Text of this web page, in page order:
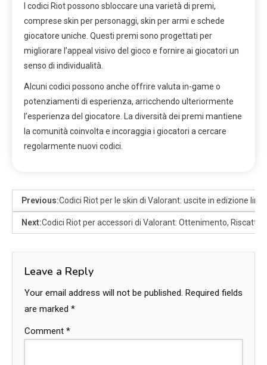
I codici Riot possono sbloccare una varietà di premi,
comprese skin per personaggi, skin per armi e schede
giocatore uniche. Questi premi sono progettati per
migliorare l’appeal visivo del gioco e fornire ai giocatori un
senso di individualità.
Alcuni codici possono anche offrire valuta in-game o
potenziamenti di esperienza, arricchendo ulteriormente
l’esperienza del giocatore. La diversità dei premi mantiene
la comunità coinvolta e incoraggia i giocatori a cercare
regolarmente nuovi codici.
Previous:Codici Riot per le skin di Valorant: uscite in edizione
Next:Codici Riot per accessori di Valorant: Ottenimento, Riscatto,
Leave a Reply
Your email address will not be published. Required fields
are marked *
Comment *